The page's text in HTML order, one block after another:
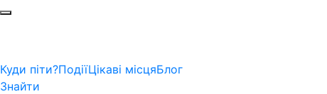
Куди піти?ПодіїЦікаві місцяБлог
Знайти